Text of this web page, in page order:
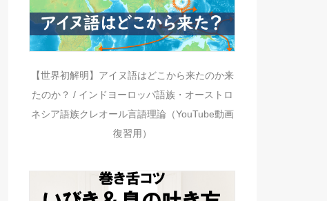
【世界初解明】アイヌ語はどこから来たのか来
たのか？ / インドヨーロッパ語族・オーストロ
ネシア語族クレオール言語理論（YouTube動画
復習用）